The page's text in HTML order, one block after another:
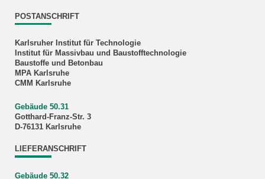
POSTANSCHRIFT
Karlsruher Institut für Technologie
Institut für Massivbau und Baustofftechnologie
Baustoffe und Betonbau
MPA Karlsruhe
CMM Karlsruhe
Gebäude 50.31
Gotthard-Franz-Str. 3
D-76131 Karlsruhe
LIEFERANSCHRIFT
Gebäude 50.32